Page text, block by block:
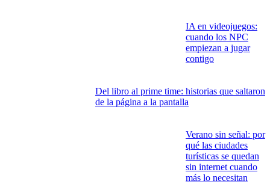
IA en videojuegos:
cuando los NPC
empiezan a jugar
contigo
Del libro al prime time: historias que saltaron
de la página a la pantalla
Verano sin señal: por
qué las ciudades
turísticas se quedan
sin internet cuando
más lo necesitan